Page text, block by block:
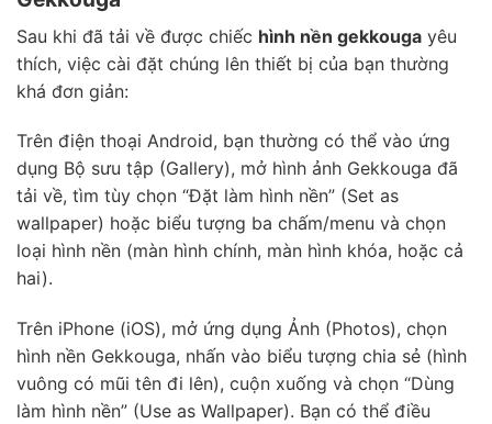
Sau khi đã tải về được chiếc hình nền gekkouga yêu
thích, việc cài đặt chúng lên thiết bị của bạn thường
khá đơn giản:
Trên điện thoại Android, bạn thường có thể vào ứng
dụng Bộ sưu tập (Gallery), mở hình ảnh Gekkouga đã
tải về, tìm tùy chọn “Đặt làm hình nền” (Set as
wallpaper) hoặc biểu tượng ba chấm/menu và chọn
loại hình nền (màn hình chính, màn hình khóa, hoặc cả
hai).
Trên iPhone (iOS), mở ứng dụng Ảnh (Photos), chọn
hình nền Gekkouga, nhấn vào biểu tượng chia sẻ (hình
vuông có mũi tên đi lên), cuộn xuống và chọn “Dùng
làm hình nền” (Use as Wallpaper). Bạn có thể điều